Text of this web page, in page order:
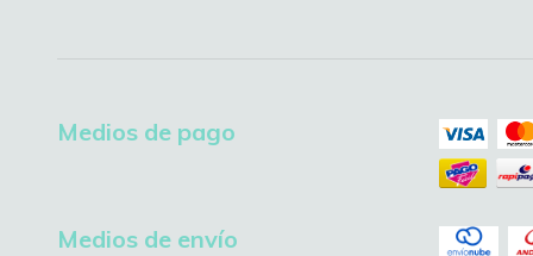
Medios de pago
Medios de envío